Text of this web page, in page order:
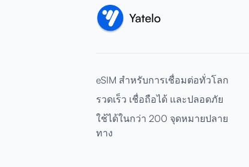
eSIM สำหรับการเชื่อมต่อทั่วโลก
รวดเร็ว เชื่อถือได้ และปลอดภัย
ใช้ได้ในกว่า 200 จุดหมายปลาย
ทาง